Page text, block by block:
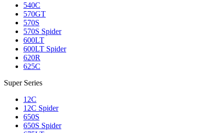
540C
570GT
570S
570S Spider
600LT
600LT Spider
620R
625C
Super Series
12C
12C Spider
650S
650S Spider